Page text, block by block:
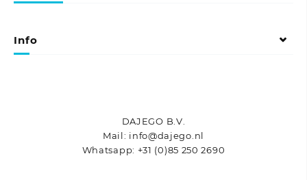
optie
gekozen
Info
DAJEGO B.V.
Mail: info@dajego.nl
Whatsapp: +31 (0)85 250 2690